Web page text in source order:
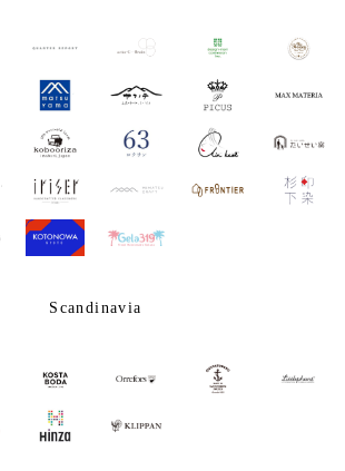
Scandinavia